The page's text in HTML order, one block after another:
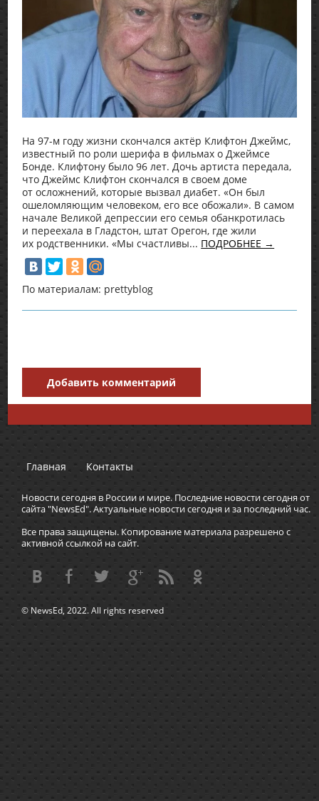
На 97-м году жизни скончался актёр Клифтон Джеймс,
известный по роли шерифа в фильмах о Джеймсе
Бонде. Клифтону было 96 лет. Дочь артиста передала,
что Джеймс Клифтон скончался в своем доме
от осложнений, которые вызвал диабет. «Он был
ошеломляющим человеком, его все обожали». В самом
начале Великой депрессии его семья обанкротилась
и переехала в Гладстон, штат Орегон, где жили
их родственники. «Мы счастливы... ПОДРОБНЕЕ →
По материалам: prettyblog
Добавить комментарий
Главная Контакты
Новости сегодня в России и мире. Последние новости сегодня от
сайта "NewsEd". Актуальные новости сегодня и за последний час.
Все права защищены. Копирование материала разрешено с
активной ссылкой на сайт.
© NewsEd, 2022. All rights reserved